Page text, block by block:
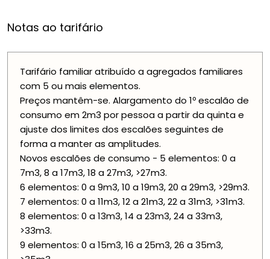
Notas ao tarifário
Tarifário familiar atribuído a agregados familiares
com 5 ou mais elementos.
Preços mantêm-se. Alargamento do 1º escalão de
consumo em 2m3 por pessoa a partir da quinta e
ajuste dos limites dos escalões seguintes de
forma a manter as amplitudes.
Novos escalões de consumo - 5 elementos: 0 a
7m3, 8 a 17m3, 18 a 27m3, >27m3.
6 elementos: 0 a 9m3, 10 a 19m3, 20 a 29m3, >29m3.
7 elementos: 0 a 11m3, 12 a 21m3, 22 a 31m3, >31m3.
8 elementos: 0 a 13m3, 14 a 23m3, 24 a 33m3,
>33m3.
9 elementos: 0 a 15m3, 16 a 25m3, 26 a 35m3,